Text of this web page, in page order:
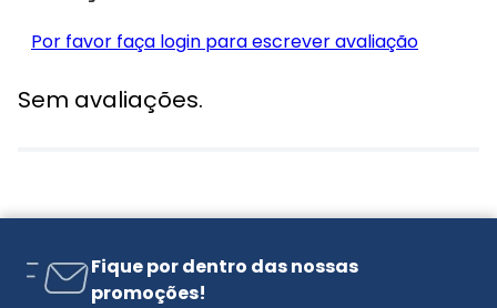
Por favor faça login para escrever avaliação
Sem avaliações.
Fique por dentro das nossas
promoções!